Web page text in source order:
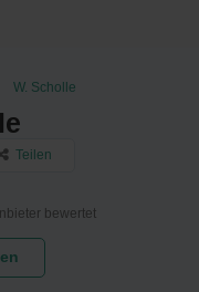
W. Scholle
Teilen
bewertet